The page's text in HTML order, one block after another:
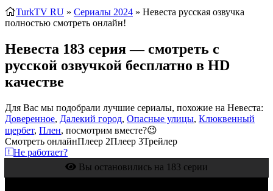
TurkTV RU » Сериалы 2024 » Невеста русская озвучка
полностью смотреть онлайн!
Невеста 183 серия — смотреть с
русской озвучкой бесплатно в HD
качестве
Для Вас мы подобрали лучшие сериалы, похожие на Невеста:
Доверенное, Далекий город, Опасные улицы, Клюквенный
щербет, Плен, посмотрим вместе?😉
Смотреть онлайнПлеер 2Плеер 3Трейлер
Не работает?
Вы остановились на 183 серии